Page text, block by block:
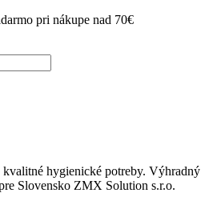
pri nákupe nad 70€
hygienické potreby. Výhradný
Slovensko ZMX Solution s.r.o.